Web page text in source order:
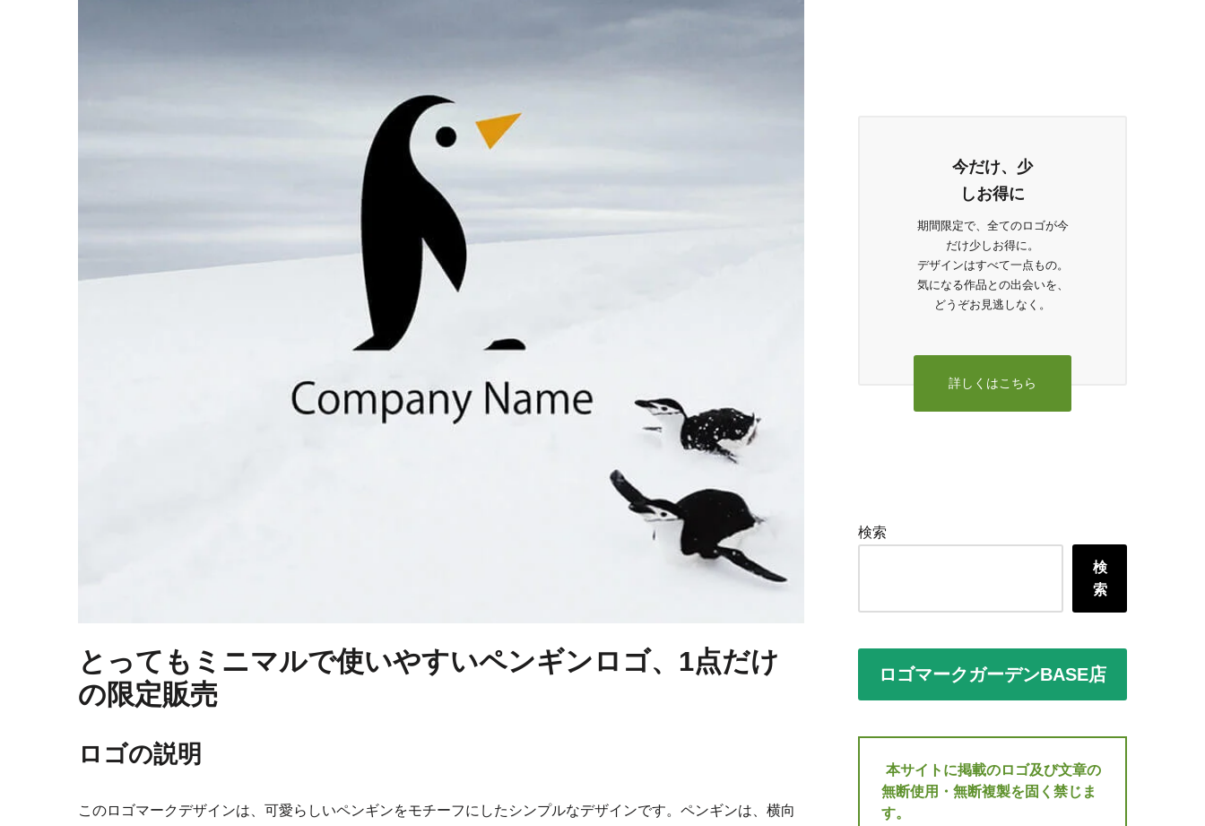
とってもミニマルで使いやすいペンギンロゴ、1点だけ
の限定販売
ロゴの説明
このロゴマークデザインは、可愛らしいペンギンをモチーフにしたシンプルなデザインです。ペンギンは、横向
今だけ、少
しお得に
期間限定で、全てのロゴが今
だけ少しお得に。
デザインはすべて一点もの。
気になる作品との出会いを、
どうぞお見逃しなく。
詳しくはこちら
検索
検
索
ロゴマークガーデンBASE店
本サイトに掲載のロゴ及び文章の
無断使用・無断複製を固く禁じま
す。